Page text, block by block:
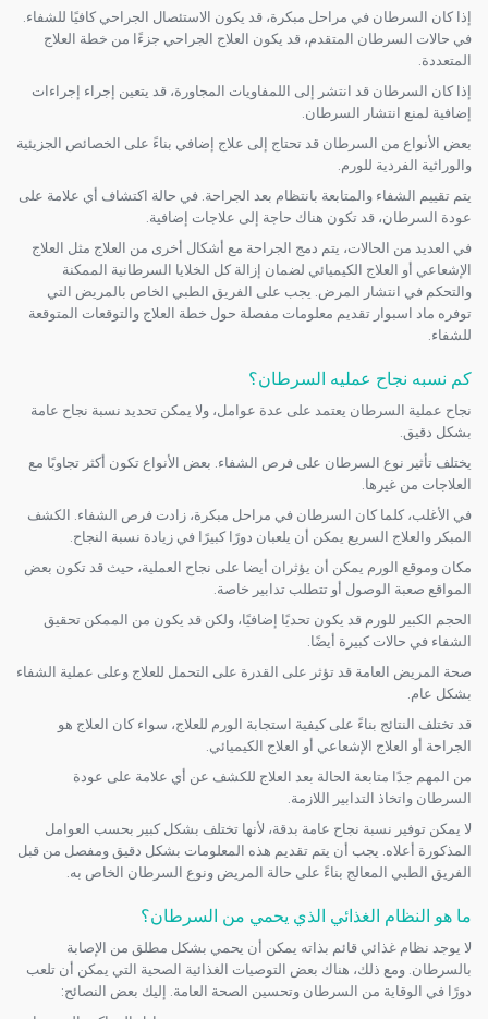
إذا كان السرطان في مراحل مبكرة، قد يكون الاستئصال الجراحي كافيًا للشفاء.
في حالات السرطان المتقدم، قد يكون العلاج الجراحي جزءًا من خطة العلاج
المتعددة.
إذا كان السرطان قد انتشر إلى اللمفاويات المجاورة، قد يتعين إجراء إجراءات
إضافية لمنع انتشار السرطان.
بعض الأنواع من السرطان قد تحتاج إلى علاج إضافي بناءً على الخصائص الجزيئية
والوراثية الفردية للورم.
يتم تقييم الشفاء والمتابعة بانتظام بعد الجراحة. في حالة اكتشاف أي علامة على
عودة السرطان، قد تكون هناك حاجة إلى علاجات إضافية.
في العديد من الحالات، يتم دمج الجراحة مع أشكال أخرى من العلاج مثل العلاج
الإشعاعي أو العلاج الكيميائي لضمان إزالة كل الخلايا السرطانية الممكنة
والتحكم في انتشار المرض. يجب على الفريق الطبي الخاص بالمريض التي
توفره ماد اسبوار تقديم معلومات مفصلة حول خطة العلاج والتوقعات المتوقعة
للشفاء.
كم نسبه نجاح عمليه السرطان؟
نجاح عملية السرطان يعتمد على عدة عوامل، ولا يمكن تحديد نسبة نجاح عامة
بشكل دقيق.
يختلف تأثير نوع السرطان على فرص الشفاء. بعض الأنواع تكون أكثر تجاوبًا مع
العلاجات من غيرها.
في الأغلب، كلما كان السرطان في مراحل مبكرة، زادت فرص الشفاء. الكشف
المبكر والعلاج السريع يمكن أن يلعبان دورًا كبيرًا في زيادة نسبة النجاح.
مكان وموقع الورم يمكن أن يؤثران أيضا على نجاح العملية، حيث قد تكون بعض
المواقع صعبة الوصول أو تتطلب تدابير خاصة.
الحجم الكبير للورم قد يكون تحديًا إضافيًا، ولكن قد يكون من الممكن تحقيق
الشفاء في حالات كبيرة أيضًا.
صحة المريض العامة قد تؤثر على القدرة على التحمل للعلاج وعلى عملية الشفاء
بشكل عام.
قد تختلف النتائج بناءً على كيفية استجابة الورم للعلاج، سواء كان العلاج هو
الجراحة أو العلاج الإشعاعي أو العلاج الكيميائي.
من المهم جدًا متابعة الحالة بعد العلاج للكشف عن أي علامة على عودة
السرطان واتخاذ التدابير اللازمة.
لا يمكن توفير نسبة نجاح عامة بدقة، لأنها تختلف بشكل كبير بحسب العوامل
المذكورة أعلاه. يجب أن يتم تقديم هذه المعلومات بشكل دقيق ومفصل من قبل
الفريق الطبي المعالج بناءً على حالة المريض ونوع السرطان الخاص به.
ما هو النظام الغذائي الذي يحمي من السرطان؟
لا يوجد نظام غذائي قائم بذاته يمكن أن يحمي بشكل مطلق من الإصابة
بالسرطان. ومع ذلك، هناك بعض التوصيات الغذائية الصحية التي يمكن أن تلعب
دورًا في الوقاية من السرطان وتحسين الصحة العامة. إليك بعض النصائح: